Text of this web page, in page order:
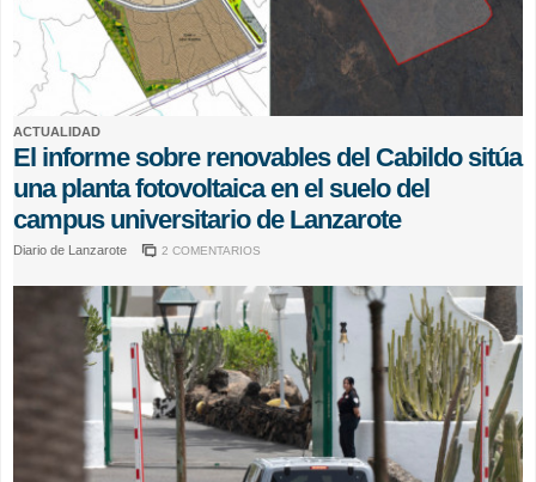
ACTUALIDAD
El informe sobre renovables del Cabildo sitúa
una planta fotovoltaica en el suelo del
campus universitario de Lanzarote
Diario de Lanzarote 2 COMENTARIOS